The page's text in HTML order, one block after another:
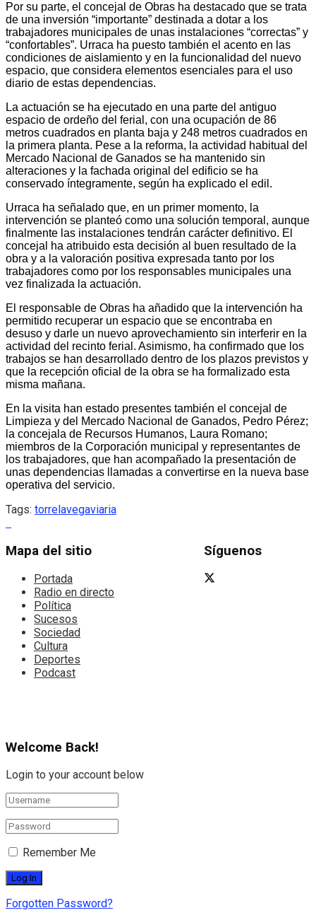
Por su parte, el concejal de Obras ha destacado que se trata
de una inversión “importante” destinada a dotar a los
trabajadores municipales de unas instalaciones “correctas” y
“confortables”. Urraca ha puesto también el acento en las
condiciones de aislamiento y en la funcionalidad del nuevo
espacio, que considera elementos esenciales para el uso
diario de estas dependencias.
La actuación se ha ejecutado en una parte del antiguo
espacio de ordeño del ferial, con una ocupación de 86
metros cuadrados en planta baja y 248 metros cuadrados en
la primera planta. Pese a la reforma, la actividad habitual del
Mercado Nacional de Ganados se ha mantenido sin
alteraciones y la fachada original del edificio se ha
conservado íntegramente, según ha explicado el edil.
Urraca ha señalado que, en un primer momento, la
intervención se planteó como una solución temporal, aunque
finalmente las instalaciones tendrán carácter definitivo. El
concejal ha atribuido esta decisión al buen resultado de la
obra y a la valoración positiva expresada tanto por los
trabajadores como por los responsables municipales una
vez finalizada la actuación.
El responsable de Obras ha añadido que la intervención ha
permitido recuperar un espacio que se encontraba en
desuso y darle un nuevo aprovechamiento sin interferir en la
actividad del recinto ferial. Asimismo, ha confirmado que los
trabajos se han desarrollado dentro de los plazos previstos y
que la recepción oficial de la obra se ha formalizado esta
misma mañana.
En la visita han estado presentes también el concejal de
Limpieza y del Mercado Nacional de Ganados, Pedro Pérez;
la concejala de Recursos Humanos, Laura Romano;
miembros de la Corporación municipal y representantes de
los trabajadores, que han acompañado la presentación de
unas dependencias llamadas a convertirse en la nueva base
operativa del servicio.
Tags: torrelavegaviaria
Mapa del sitio
Portada
Radio en directo
Política
Sucesos
Sociedad
Cultura
Deportes
Podcast
Síguenos
Welcome Back!
Login to your account below
Remember Me
Forgotten Password?